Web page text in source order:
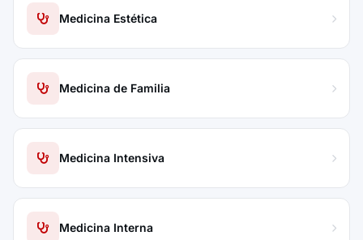
Medicina Estética
Medicina de Familia
Medicina Intensiva
Medicina Interna